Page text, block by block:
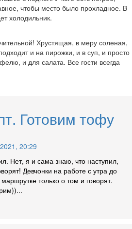
чтобы место было прохладное. В
холодильник.
Хрустящая, в меру соленая,
и на пирожки, и в суп, и просто
и для салата. Все гости всегда
Готовим тофу
20:29
Нет, я и сама знаю, что наступил,
Девчонки на работе с утра до
только о том и говорят.